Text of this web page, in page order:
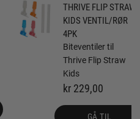
THRIVE FLIP STRAW
KIDS VENTIL/RØR
4PK
Biteventiler til
Thrive Flip Straw
Kids
kr 229,00
GÅ TIL